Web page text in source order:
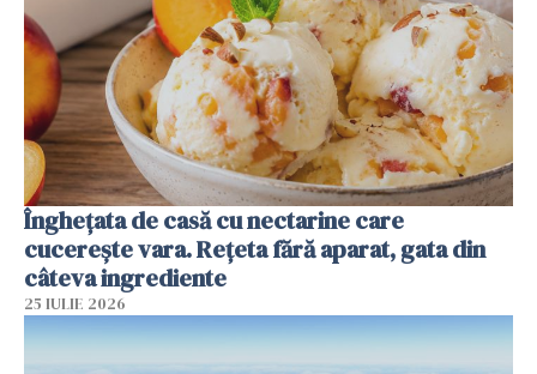
Înghețata de casă cu nectarine care
cucerește vara. Rețeta fără aparat, gata din
câteva ingrediente
25 IULIE 2026